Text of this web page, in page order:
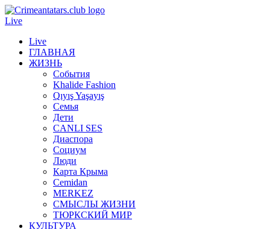
Live
Live
ГЛАВНАЯ
ЖИЗНЬ
События
Khalide Fashion
Qıyış Yaşayış
Семья
Дети
CANLI SES
Диаспора
Социум
Люди
Карта Крыма
Cemidan
МERKEZ
СМЫСЛЫ ЖИЗНИ
ТЮРКСКИЙ МИР
КУЛЬТУРА